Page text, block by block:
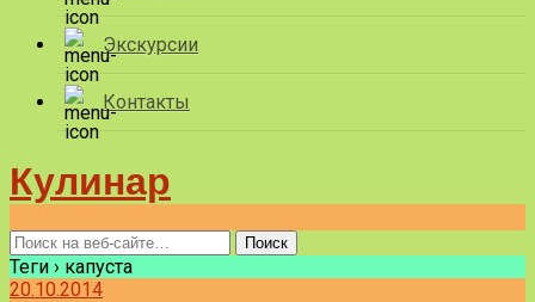
Экскурсии
Контакты
Кулинар
Теги › капуста
20.10.2014